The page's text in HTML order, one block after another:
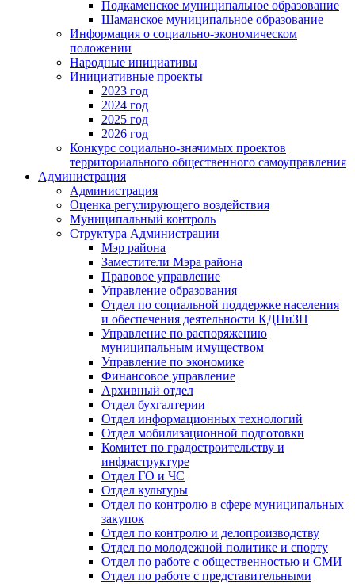
Подкаменское муниципальное образование
Шаманское муниципальное образование
Информация о социально-экономическом
положении
Народные инициативы
Инициативные проекты
2023 год
2024 год
2025 год
2026 год
Конкурс социально-значимых проектов
территориального общественного самоуправления
Администрация
Администрация
Оценка регулирующего воздействия
Муниципальный контроль
Структура Администрации
Мэр района
Заместители Мэра района
Правовое управление
Управление образования
Отдел по социальной поддержке населения
и обеспечения деятельности КДНиЗП
Управление по распоряжению
муниципальным имуществом
Управление по экономике
Финансовое управление
Архивный отдел
Отдел бухгалтерии
Отдел информационных технологий
Отдел мобилизационной подготовки
Комитет по градостроительству и
инфраструктуре
Отдел ГО и ЧС
Отдел культуры
Отдел по контролю в сфере муниципальных
закупок
Отдел по контролю и делопроизводству
Отдел по молодежной политике и спорту
Отдел по работе с общественностью и СМИ
Отдел по работе с представительными